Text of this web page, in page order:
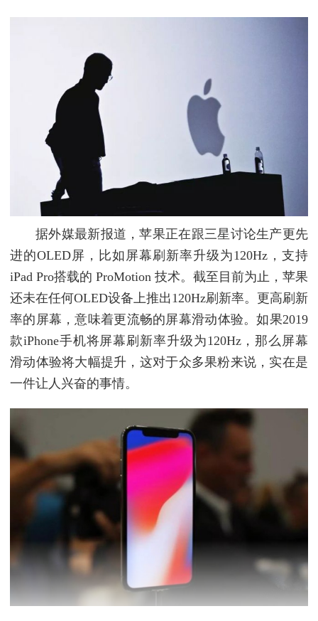
据外媒最新报道，苹果正在跟三星讨论生产更先
进的OLED屏，比如屏幕刷新率升级为120Hz，支持
iPad Pro搭载的 ProMotion 技术。截至目前为止，苹果
还未在任何OLED设备上推出120Hz刷新率。更高刷新
率的屏幕，意味着更流畅的屏幕滑动体验。如果2019
款iPhone手机将屏幕刷新率升级为120Hz，那么屏幕
滑动体验将大幅提升，这对于众多果粉来说，实在是
一件让人兴奋的事情。